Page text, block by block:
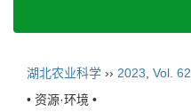
湖北农业科学 ›› 2023 Vol. 62
• 资源·环境 •